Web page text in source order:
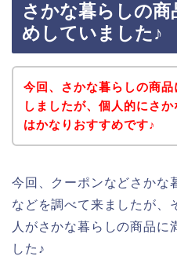
さかな暮らしの
めしていました♪
今回、さかな暮らしの商品
しましたが、個人的にさ
はかなりおすすめです♪
今回、クーポンなどさかな
などを調べて来ましたが、
人がさかな暮らしの商品に
した♪